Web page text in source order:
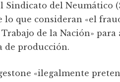
Sindicato del Neumático
que consideran «el
de la Nación»
de producción.
«ilegalmente